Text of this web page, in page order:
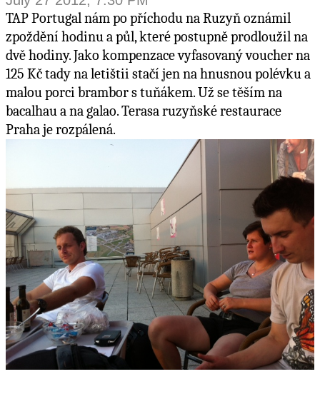
TAP Portugal nám po příchodu na Ruzyň oznámil
zpoždění hodinu a půl, které postupně prodloužil na
dvě hodiny. Jako kompenzace vyfasovaný voucher na
125 Kč tady na letištii stačí jen na hnusnou polévku a
malou porci brambor s tuňákem. Už se těším na
bacalhau a na galao. Terasa ruzyňské restaurace
Praha je rozpálená.